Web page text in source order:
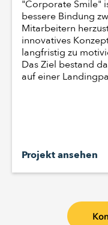
"Corporate Smile"
bessere Bindung
Mitarbeitern
innovatives
langfristig zu
Das Ziel bestand
auf einer
Projekt ansehen